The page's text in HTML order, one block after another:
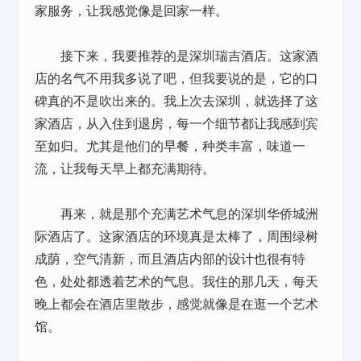
家服务，让我感觉像是回家一样。
接下来，我要推荐的是深圳瑞吉酒店。这家酒
店的名气不用我多说了吧，但我要说的是，它的口
碑真的不是吹出来的。我上次去深圳，就选择了这
家酒店，从入住到退房，每一个细节都让我感到宾
至如归。尤其是他们的早餐，种类丰富，味道一
流，让我每天早上都充满期待。
再来，就是那个充满艺术气息的深圳华侨城洲
际酒店了。这家酒店的环境真是太棒了，周围绿树
成荫，空气清新，而且酒店内部的设计也很有特
色，处处都透着艺术的气息。我住的那几天，每天
晚上都会在酒店里散步，感觉就像是在逛一个艺术
馆。